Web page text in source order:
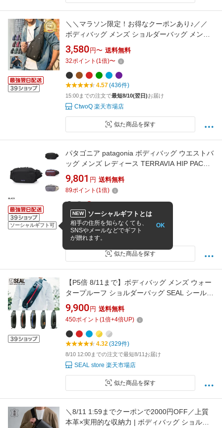
＼＼マラソン限定！お得なクーポンあり♪／／
ボディバッグ メンズ ショルダーバッグ メンズ
肩掛けバッグ 肩がけバッグ メッセンジャーバ
ッグ ボディーバッグ ワンショルダーバッグ 斜
めがけバッグ 斜めがけ バッグ バック 防水 撥水
軽量 多収納 小さめ プレゼント 父の日
3,580 円〜 送料無料
32ポイント (1倍)〜
4.57(436件)
15:00までの注文で最短8/10(翌日)お届け
CtwoQ 楽天市場店
似た商品を探す
ソーシャルギフト可
パタゴニア patagonia ボディバッグ ウエストバ
ッグ メンズ レディース TERRAVIA HIP PACK
テラヴィア・ヒップ・パック【返品送料無料】
[2026AW]
9,801 円 送料無料
89ポイント (1倍)
4.5(2件)
16:00までの注文で 最短8/10(翌日) お届け
モダンブルー楽天市場店
似た商品を探す
【P5倍 8/11まで】ボディバッグ メンズ ウォー
タープルーフ ショルダーバッグ SEAL シール
小さめ 小型 ブランド 30代 40代 50代 防水 耐水
ボディバッグ 斜め掛け 軽量 廃タイヤ 日本製 黒
プレゼント ワンショルダーバッグ ギフト
9,900 円 送料無料
450ポイント (1倍+4倍UP)
4.32(329件)
8/10 12:00までの注文で最短8/11お届け
SEAL store 楽天市場店
似た商品を探す
＼8/11 1:59までクーポンで2000円OFF／上質
本革×実用的な収納力 | ボディバッグ ショルダ
NEW ソーシャルギフトとは
相手の住所を知らなくても、
SNSやメールなどでギフト
が贈れます。
OK